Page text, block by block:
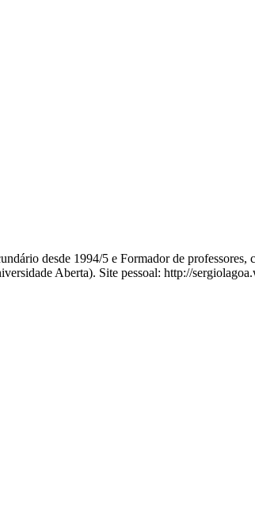
desde 1994/5 e Formador de
Aberta). Site pessoal: http://